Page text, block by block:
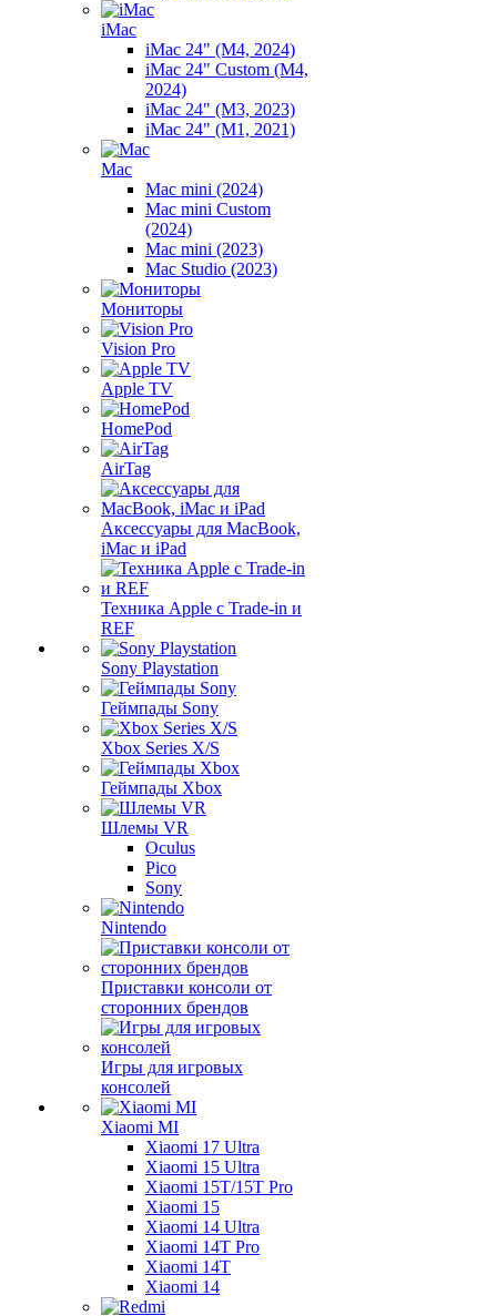
iMac
iMac 24" (M4, 2024)
iMac 24" Custom (M4,
2024)
iMac 24" (M3, 2023)
iMac 24" (M1, 2021)
Mac
Mac mini (2024)
Mac mini Custom
(2024)
Mac mini (2023)
Mac Studio (2023)
Мониторы
Vision Pro
Apple TV
HomePod
AirTag
Аксессуары для MacBook,
iMac и iPad
Техника Apple с Trade-in и
REF
Sony Playstation
Геймпады Sony
Xbox Series X/S
Геймпады Xbox
Шлемы VR
Oculus
Pico
Sony
Nintendo
Приставки консоли от
сторонних брендов
Игры для игровых
консолей
Xiaomi MI
Xiaomi 17 Ultra
Xiaomi 15 Ultra
Xiaomi 15T/15T Pro
Xiaomi 15
Xiaomi 14 Ultra
Xiaomi 14T Pro
Xiaomi 14T
Xiaomi 14